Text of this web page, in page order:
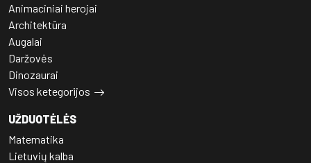
Animaciniai herojai
Architektūra
Augalai
Daržovės
Dinozaurai
Visos ketegorijos
UŽDUOTĖLĖS
Matematika
Lietuvių kalba